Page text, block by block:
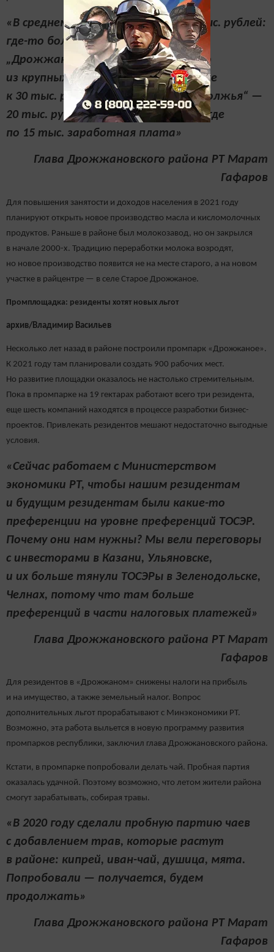
«В среднем зарплата ближе к 27 тыс. рублей:
где-то больше, где-то меньше.
„Дрожжановский элеватор“ — одно
из крупных предприятий, там ближе
к 30 тыс. рублей, на „Цеолитах Поволжья“ —
20 тыс. рублей. Есть предприятия, где
по 15 тыс. заработная плата»
Глава Дрожжановского района РТ Марат
Гафаров
Для повышения занятости и доходов населения в 2021 году
планируют открыть новое производство масла и кисломолочных
продуктов. Раньше в районе был молокозавод, но он закрылся
в начале 2000-х. Традицию переработки молока возродят,
но новое производство появится не на месте старого, а на новом
участке в райцентре — в селе Старое Дрожжаное.
Промплощадка: резиденты хотят новых льгот
архив/Владимир Васильев
Несколько лет назад в районе построили промпарк «Дрожжаное».
К 2021 году там планировали создать 900 рабочих мест.
Но развитие площадки оказалось не настолько стремительным.
Пока в промпарке на 19 гектарах работают всего три резидента,
еще шесть компаний находятся в процессе разработки бизнес-
проектов. Привлекать резидентов мешают недостаточно выгодные
условия.
«Сейчас работаем с Министерством
экономики РТ, чтобы нашим резидентам
и будущим резидентам были какие-то
преференции на уровне преференций ТОСЭР.
Почему они нам нужны? Мы вели переговоры
с инвесторами в Казани, Ульяновске,
и их больше тянули ТОСЭРы в Зеленодольске,
Челнах, потому что там больше
преференций в части налоговых платежей»
Глава Дрожжановского района РТ Марат
Гафаров
Для резидентов в «Дрожжаном» снижены налоги на прибыль
и на имущество, а также земельный налог. Вопрос
дополнительных льгот прорабатывают с Минэкономики РТ.
Возможно, эта работа выльется в новую программу развития
промпарков республики, заключил глава Дрожжановского района.
Кстати, в промпарке попробовали делать чай. Пробная партия
оказалась удачной. Поэтому возможно, что летом жители района
смогут зарабатывать, собирая травы.
«В 2020 году сделали пробную партию чаев
с добавлением трав, которые растут
в районе: кипрей, иван-чай, душица, мята.
Попробовали — получается, будем
продолжать»
Глава Дрожжановского района РТ Марат
Гафаров